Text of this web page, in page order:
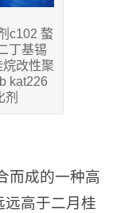
c102 螯
丁基锡
改性聚
kat226
剂
而成的一种高
远高于二月桂